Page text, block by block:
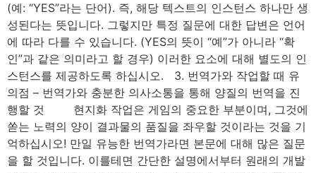
(예: “YES”라는 단어). 즉, 해당 텍스트의 인스턴스 하나만 생
성된다는 뜻입니다. 그렇지만 특정 질문에 대한 답변은 언어
에 따라 다를 수 있습니다. (YES의 뜻이 “예”가 아니라 “확
인”과 같은 의미라고 할 경우) 이러한 요소에 대해 별도의 인
스턴스를 제공하도록 하십시오. 3. 번역가와 작업할 때 유
의점 – 번역가와 충분한 의사소통을 통해 양질의 번역을 진
행할 것⠀⠀⠀ 현지화 작업은 게임의 중요한 부분이며, 그것에
쏟는 노력의 양이 결과물의 품질을 좌우할 것이라는 것을 기
억하십시오! 만일 유능한 번역가라면 본문에 대해 많은 질문
을 할 것입니다. 이를테면 간단한 설명에서부터 원래의 개발